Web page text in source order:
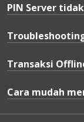
PIN Server
Transaksi
Cara mudah